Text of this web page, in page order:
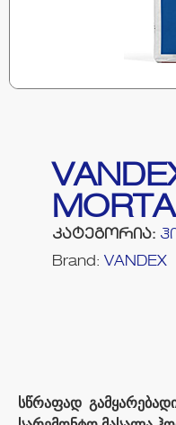
კატეგორია:
Brand: VANDEX
სწრაფად